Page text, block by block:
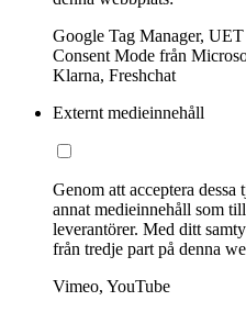
Google Tag Manager,
Consent Mode från
Klarna, Freshchat
Externt medieinnehåll
Genom att acceptera
annat medieinnehåll som
leverantörer. Med ditt
från tredje part på denna
Vimeo, YouTube